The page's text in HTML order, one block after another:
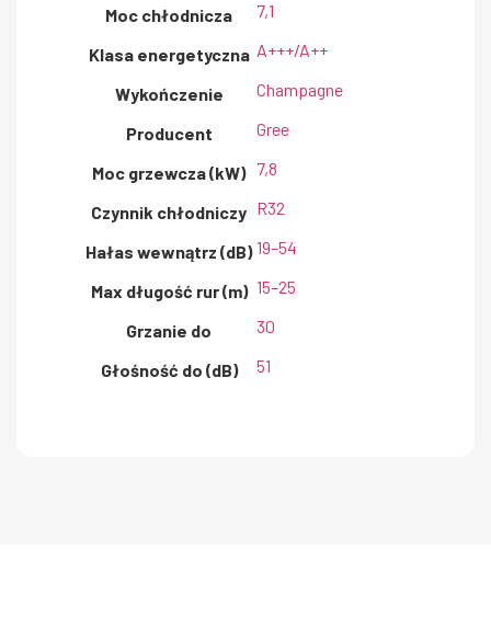
Moc chłodnicza 7,1
Klasa energetyczna A+++/A++
Wykończenie Champagne
Producent Gree
Moc grzewcza (kW) 7,8
Czynnik chłodniczy R32
Hałas wewnątrz (dB) 19–54
Max długość rur (m) 15–25
Grzanie do 30
Głośność do (dB) 51